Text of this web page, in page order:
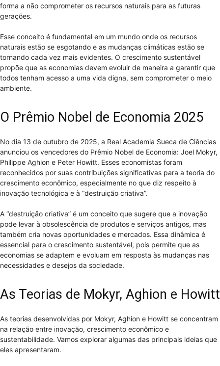
forma a não comprometer os recursos naturais para as futuras
gerações.
Esse conceito é fundamental em um mundo onde os recursos
naturais estão se esgotando e as mudanças climáticas estão se
tornando cada vez mais evidentes. O crescimento sustentável
propõe que as economias devem evoluir de maneira a garantir que
todos tenham acesso a uma vida digna, sem comprometer o meio
ambiente.
O Prêmio Nobel de Economia 2025
No dia 13 de outubro de 2025, a Real Academia Sueca de Ciências
anunciou os vencedores do Prêmio Nobel de Economia: Joel Mokyr,
Philippe Aghion e Peter Howitt. Esses economistas foram
reconhecidos por suas contribuições significativas para a teoria do
crescimento econômico, especialmente no que diz respeito à
inovação tecnológica e à “destruição criativa”.
A “destruição criativa” é um conceito que sugere que a inovação
pode levar à obsolescência de produtos e serviços antigos, mas
também cria novas oportunidades e mercados. Essa dinâmica é
essencial para o crescimento sustentável, pois permite que as
economias se adaptem e evoluam em resposta às mudanças nas
necessidades e desejos da sociedade.
As Teorias de Mokyr, Aghion e Howitt
As teorias desenvolvidas por Mokyr, Aghion e Howitt se concentram
na relação entre inovação, crescimento econômico e
sustentabilidade. Vamos explorar algumas das principais ideias que
eles apresentaram.